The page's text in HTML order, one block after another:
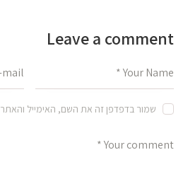
Leave a comment
שמור בדפדפן זה את השם, האימייל